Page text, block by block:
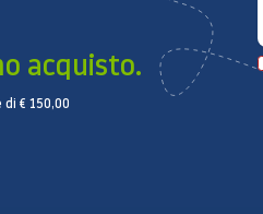
acquisto.
€ 150,00